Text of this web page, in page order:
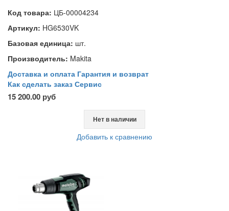
Код товара: ЦБ-00004234
Артикул: HG6530VK
Базовая единица: шт.
Производитель: Makita
Доставка и оплата Гарантия и возврат
Как сделать заказ Сервис
15 200.00 руб
Нет в наличии
Добавить к сравнению